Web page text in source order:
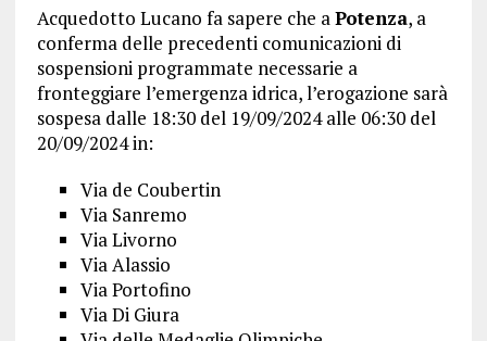
Acquedotto Lucano fa sapere che aPotenza, a
conferma delle precedenti comunicazioni di
sospensioni programmate necessarie a
fronteggiare l’emergenza idrica, l’erogazione sarà
sospesa dalle 18:30 del 19/09/2024 alle 06:30 del
20/09/2024 in:
Via de Coubertin
Via Sanremo
Via Livorno
Via Alassio
Via Portofino
Via Di Giura